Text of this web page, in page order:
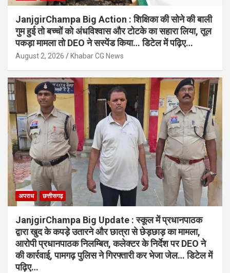
JanjgirChampa Big Action : शिक्षिका की सोने की बाली
गुम हुई तो बच्चों को अंधविश्वास और टोटके का सहारा लिया, तूल
पकड़ा मामला तो DEO ने सस्पेंड किया… डिटेल में पढ़िए…
August 2, 2026 Khabar CG News
अपराध छत्तीसगढ़
JanjgirChampa Big Update : स्कूल में प्रधानपाठक
द्वारा खुद के कपड़े उतारने और छात्रा से छेड़छाड़ का मामला,
आरोपी प्रधानपाठक निलम्बित, कलेक्टर के निर्देश पर DEO ने
की कार्रवाई, पामगढ़ पुलिस ने गिरफ्तारी कर भेजा जेल… डिटेल में
पढ़िए…